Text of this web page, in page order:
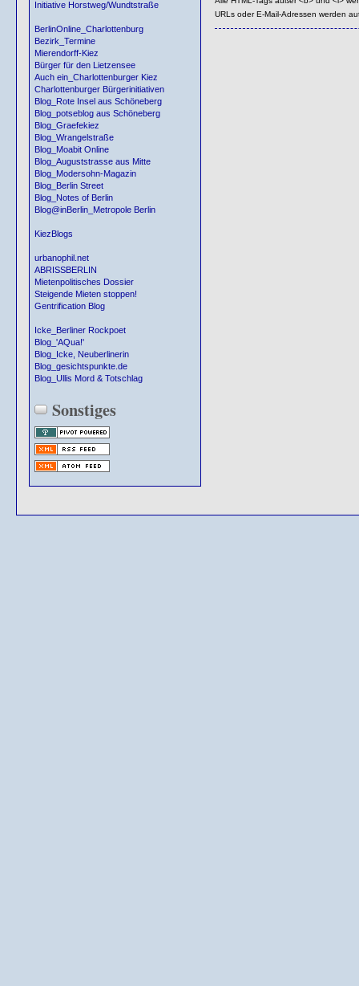
Initiative Horstweg/Wundtstraße
BerlinOnline_Charlottenburg
Bezirk_Termine
Mierendorff-Kiez
Bürger für den Lietzensee
Auch ein_Charlottenburger Kiez
Charlottenburger Bürgerinitiativen
Blog_Rote Insel aus Schöneberg
Blog_potseblog aus Schöneberg
Blog_Graefekiez
Blog_Wrangelstraße
Blog_Moabit Online
Blog_Auguststrasse aus Mitte
Blog_Modersohn-Magazin
Blog_Berlin Street
Blog_Notes of Berlin
Blog@inBerlin_Metropole Berlin
KiezBlogs
urbanophil.net
ABRISSBERLIN
Mietenpolitisches Dossier
Steigende Mieten stoppen!
Gentrification Blog
Icke_Berliner Rockpoet
Blog_'AQua!'
Blog_Icke, Neuberlinerin
Blog_gesichtspunkte.de
Blog_Ullis Mord & Totschlag
Sonstiges
URLs oder E-Mail-Adressen werden